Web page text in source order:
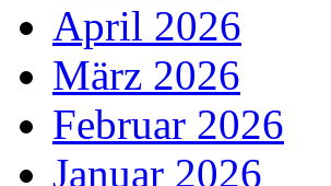
April 2026
März 2026
Februar 2026
Januar 2026